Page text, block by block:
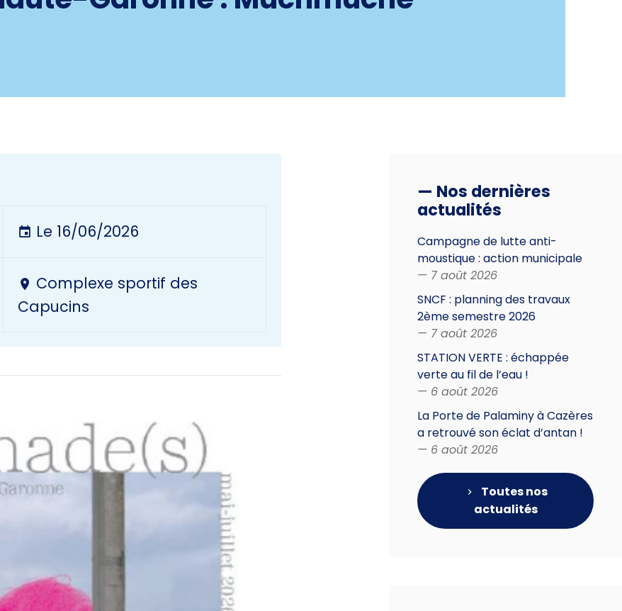
Le 16/06/2026
Complexe sportif des
Capucins
— Nos dernières
actualités
Campagne de lutte anti-
moustique : action municipale
— 7 août 2026
SNCF : planning des travaux
2ème semestre 2026
— 7 août 2026
STATION VERTE : échappée
verte au fil de l’eau !
— 6 août 2026
La Porte de Palaminy à Cazères
a retrouvé son éclat d’antan !
— 6 août 2026
Toutes nos
actualités